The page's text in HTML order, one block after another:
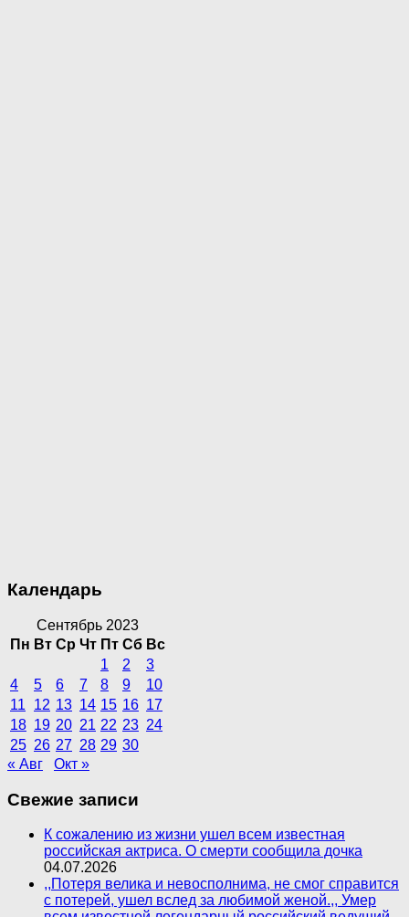
Календарь
Сентябрь 2023
Пн Вт Ср Чт Пт Сб Вс
1
2
3
4
5 6 7 8 9
10
11
12 13 14 15 16 17
18 19 20 21 22 23 24
25 26 27 28 29 30
« Авг
Окт »
Свежие записи
К сожалению из жизни ушел всем известная
российская актриса. О смерти сообщила дочка
04.07.2026
,,Потеря велика и невосполнима, не смог справится
с потерей, ушел вслед за любимой женой.,, Умер